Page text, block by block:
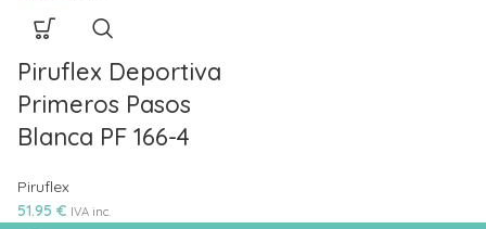
Piruflex Deportiva
Primeros Pasos
Blanca PF 166-4
Piruflex
51.95 € IVA inc.